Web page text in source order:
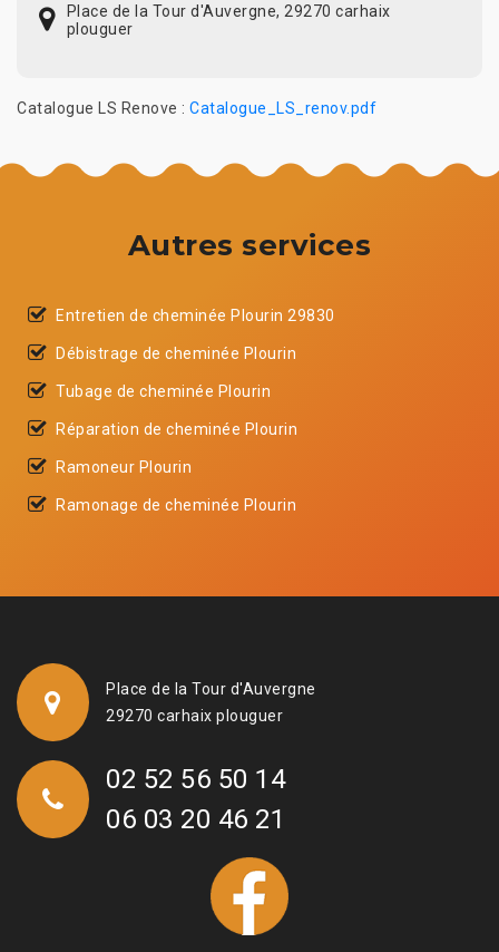
Place de la Tour d'Auvergne, 29270 carhaix
plouguer
Catalogue LS Renove : Catalogue_LS_renov.pdf
Autres services
Entretien de cheminée Plourin 29830
Débistrage de cheminée Plourin
Tubage de cheminée Plourin
Réparation de cheminée Plourin
Ramoneur Plourin
Ramonage de cheminée Plourin
Place de la Tour d'Auvergne
29270 carhaix plouguer
02 52 56 50 14
06 03 20 46 21